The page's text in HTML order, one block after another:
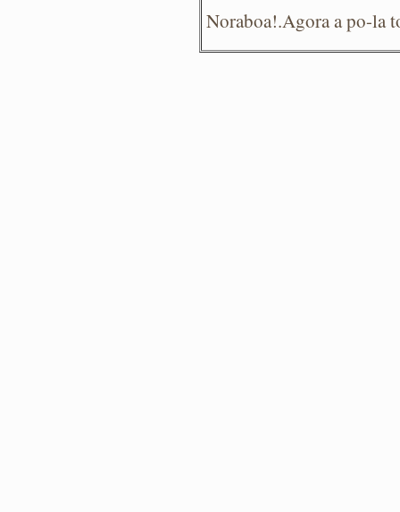
Noraboa!.Agora a po-la